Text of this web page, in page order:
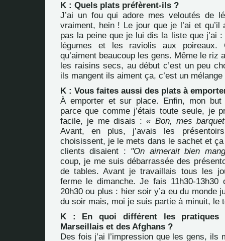
K : Quels plats préfèrent-ils ?
J’ai un fou qui adore mes veloutés de
vraiment, hein ! Le jour que je l’ai et qu’il
pas la peine que je lui dis la liste que j’ai :
légumes et les raviolis aux poireaux.
qu’aiment beaucoup les gens. Même le riz
les raisins secs, au début c’est un peu
ils mangent ils aiment ça, c’est un
K : Vous faites aussi des plats à
À emporter et sur place. Enfin, mon but
parce que comme j’étais toute seule, je
facile, je me disais :« Bon, mes
Avant, en plus, j’avais les
choisissent, je le mets dans le sachet et
clients disaient : "On aimerait bien
coup, je me suis débarrassée des
de tables. Avant je travaillais tous les
ferme le dimanche. Je fais 11h30-13h30
20h30 ou plus : hier soir y’a eu du monde
du soir mais, moi je suis partie à minuit, le
K : En quoi différent les pratiques
Marseillais et des Afghans ?
Des fois j’ai l’impression que les gens, ils